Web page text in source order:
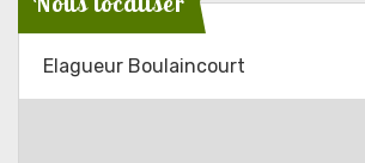
Elagueur Boulaincourt